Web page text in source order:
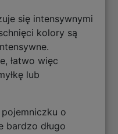
się intensywnymi
kolory są
łatwo więc
lub
o
bardzo długo